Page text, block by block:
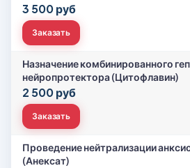
3 500 руб
Заказать
Назначение комбинированного
нейропротектора (Цитофлавин)
2 500 руб
Заказать
Проведение нейтрализации
(Анексат)